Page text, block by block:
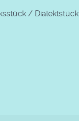
/ Dialektstück